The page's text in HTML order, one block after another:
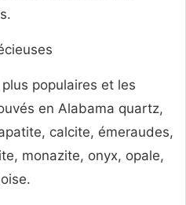
populaires et les
en Alabama quartz,
calcite, émeraudes,
monazite, onyx, opale,